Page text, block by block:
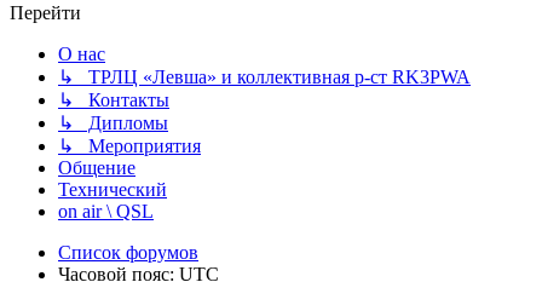
Перейти
О нас
↳ ТРЛЦ «Левша» и коллективная р-ст RK3PWA
↳ Контакты
↳ Дипломы
↳ Мероприятия
Общение
Технический
on air \ QSL
Список форумов
Часовой пояс: UTC